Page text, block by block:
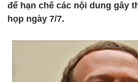
để hạn chế các nội dung gây
họp ngày 7/7.